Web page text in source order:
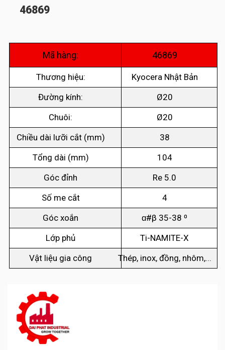
46869
Mã hàng: 46869
Thương hiệu:
Kyocera Nhật Bản
Đường kính:
Ø20
Chuôi:
Ø20
Chiều dài lưỡi cắt (mm)
38
Tổng dài (mm)
104
Góc đỉnh
Re 5.0
Số me cắt
4
Góc xoắn
ɑ#β 35-38 ⁰
Lớp phủ
Ti-NAMITE-X
Vật liệu gia công
Thép, inox, đồng, nhôm,...